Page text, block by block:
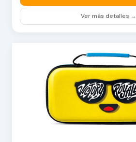
Ver más detalles →